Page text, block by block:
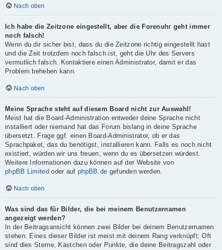
Nach oben
Ich habe die Zeitzone eingestellt, aber die Forenuhr geht immer
noch falsch!
Wenn du dir sicher bist, dass du die Zeitzone richtig eingestellt hast
und die Zeit trotzdem noch falsch ist, geht die Uhr des Servers
vermutlich falsch. Kontaktiere einen Administrator, damit er das
Problem beheben kann.
Nach oben
Meine Sprache steht auf diesem Board nicht zur Auswahl!
Meist hat die Board-Administration entweder deine Sprache nicht
installiert oder niemand hat das Forum bislang in deine Sprache
übersetzt. Frage ggf. einen Board-Administrator, ob er das
Sprachpaket, das du benötigst, installieren kann. Falls es noch nicht
existiert, würden wir uns freuen, wenn du es übersetzen würdest.
Weitere Informationen dazu können auf der Website von
phpBB Limited oder auf phpBB.de gefunden werden.
Nach oben
Was sind das für Bilder, die bei meinem Benutzernamen
angezeigt werden?
In der Beitragsansicht können zwei Bilder bei deinem Benutzernamen
stehen. Eines dieser Bilder ist meist mit deinem Rang verknüpft: Oft
sind dies Sterne, Kästchen oder Punkte, die deine Beitragszahl oder